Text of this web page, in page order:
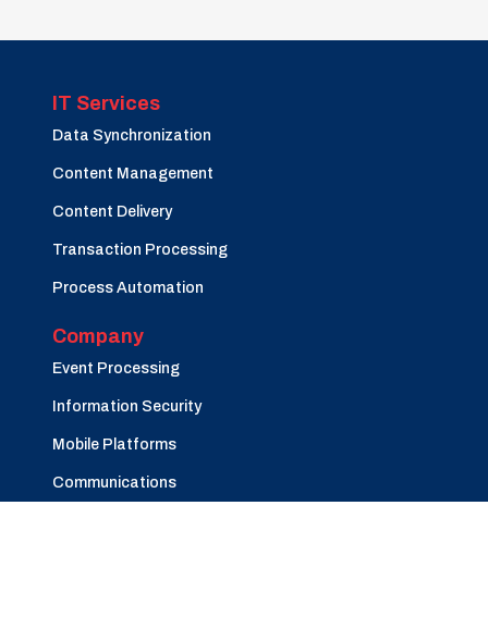
IT Services
Data Synchronization
Content Management
Content Delivery
Transaction Processing
Process Automation
Company
Event Processing
Information Security
Mobile Platforms
Communications